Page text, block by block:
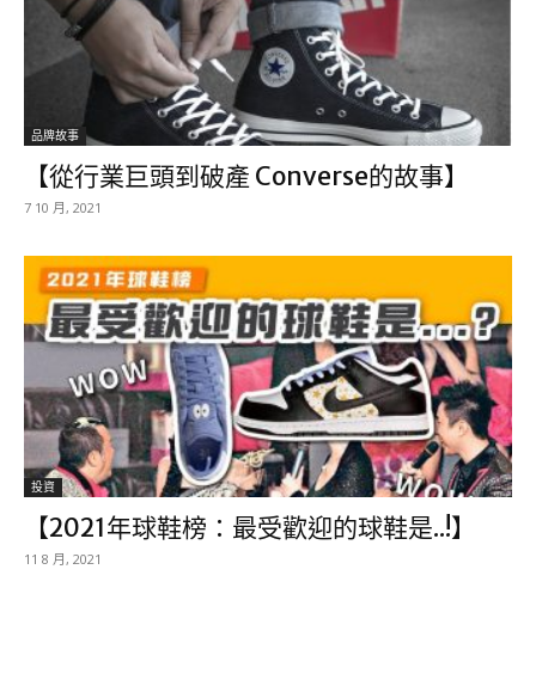
品牌故事
【從行業巨頭到破產 Converse的故事】
7 10 月, 2021
投資
【2021年球鞋榜：最受歡迎的球鞋是..!】
11 8 月, 2021